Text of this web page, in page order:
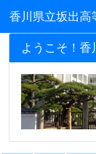
香川県立坂出高
ようこそ！香